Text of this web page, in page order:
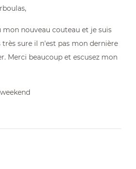
nouveau couteau et je suis
très sure il n'est pas mon dernière
Merci beaucoup et escusez mon